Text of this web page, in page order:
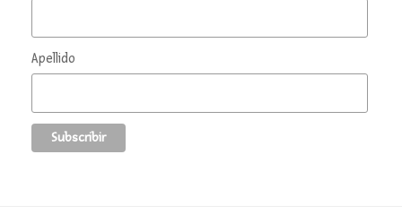
Apellido